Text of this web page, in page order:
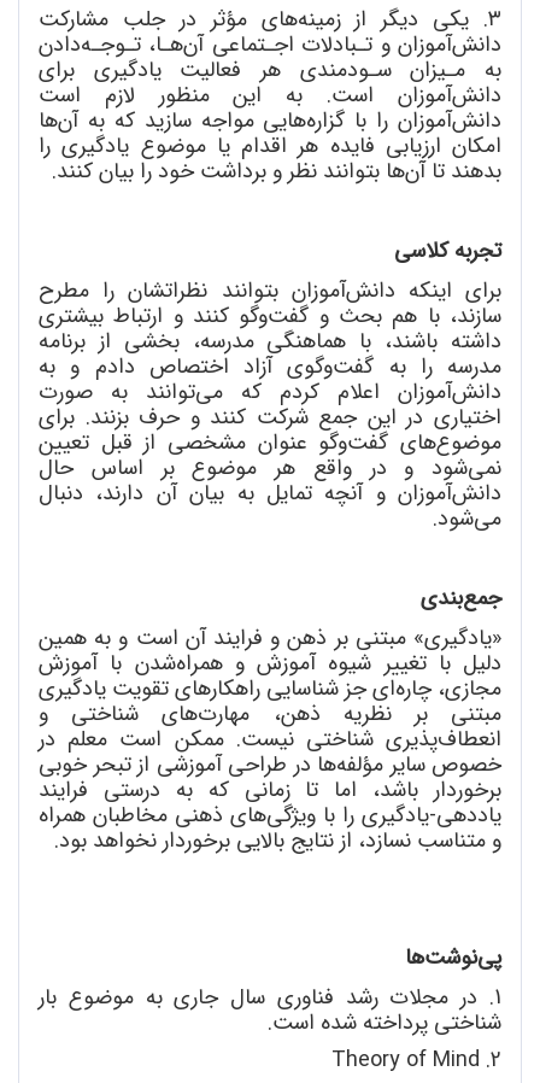
۳. یکی دیگر از زمینه
های مؤثر در جلب مشارکت
دانشآموزان و تـبادلات اجـتماعی آنهـا، تـوجـهدادن
به مـیزان سـودمندی هر فعالیت یادگیری برای
دانشآموزان است. به این منظور لازم است
دانشآموزان را با گزارههایی مواجه سازید که به آنها
امکان ارزیابی فایده هر اقدام یا موضوع یادگیری را
بدهند تا آنها بتوانند نظر و برداشت خود را بیان کنند.
تجربه کلاسی
برای اینکه دانشآموزان بتوانند نظراتشان را مطرح
سازند، با هم بحث و گفتوگو کنند و ارتباط بیشتری
داشته باشند، با هماهنگی مدرسه، بخشی از برنامه
مدرسه را به گفتوگوی آزاد اختصاص دادم و به
دانشآموزان اعلام کردم که میتوانند به صورت
اختیاری در این جمع شرکت کنند و حرف بزنند. برای
موضوعهای گفتوگو عنوان مشخصی از قبل تعیین
نمیشود و در واقع هر موضوع بر اساس حال
دانشآموزان و آنچه تمایل به بیان آن دارند، دنبال
میشود.
جمعبندی
«یادگیری» مبتنی بر ذهن و فرایند آن است و به همین
دلیل با تغییر شیوه آموزش و همراهشدن با آموزش
مجازی، چارهای جز شناسایی راهکارهای تقویت یادگیری
مبتنی بر نظریه ذهن، مهارتهای شناختی و
انعطافپذیری شناختی نیست. ممکن است معلم در
خصوص سایر مؤلفهها در طراحی آموزشی از تبحر خوبی
برخوردار باشد، اما تا زمانی که به درستی فرایند
یاددهی-یادگیری را با ویژگیهای ذهنی مخاطبان همراه
و متناسب نسازد، از نتایج بالایی برخوردار نخواهد بود.
پینوشتها
1. در مجلات رشد فناوری سال جاری به موضوع بار
شناختی پرداخته شده است.
2. Theory of Mind